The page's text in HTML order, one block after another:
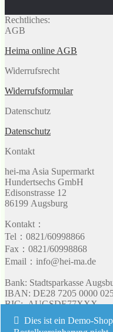
Rechtliches:
AGB
Heima online AGB
Widerrufsrecht
Widerrufsformular
Datenschutz
Datenschutz
Kontakt
hei-ma Asia Supermarkt
Hundertsechs GmbH
Edisonstrasse 12
86199 Augsburg
Kontakt：
Tel：0821/60998866
Fax：0821/60998868
Email：info@hei-ma.de
Bank: Stadtsparkasse
IBAN: DE28 7205 0000
BIC: AUGSDE77XXX
Umsatzsteuer: 103 128 90513
UST-IdNr: DE 298115514
Dies ist ein Demo-